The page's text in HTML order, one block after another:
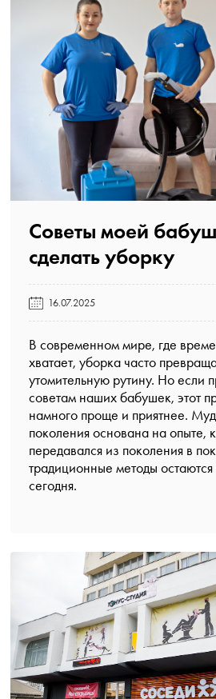
Советы моей
сделать уборку️
16.07.2025
В современном мире, где
хватает, уборка часто
утомительную рутину. Но если
советам наших бабушек, этот
намного проще и приятнее.
поколения основана на опыте,
передавался из поколения в
традиционные методы
сегодня.